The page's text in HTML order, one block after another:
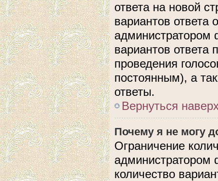
ответа на новой
вариантов ответа
администратором
вариантов ответа
проведения
постоянным), а
ответы.
Вернуться
Почему я не могу
Ограничение
количество